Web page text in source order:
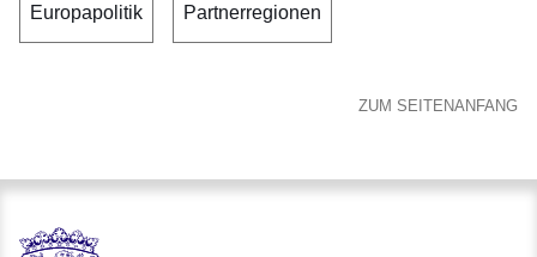
Europapolitik Partnerregionen
ZUM SEITENANFANG